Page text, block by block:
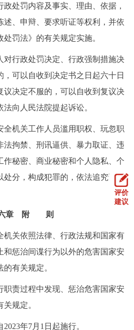
处罚内容及事实、理由、依据，
述、申辩、要求听证等权利，并依
罚法》的有关规定实施。
政处罚决定、行政强制措施决
，可以自收到决定书之日起六十日
议决定不服的，可以自收到复议决
向人民法院提起诉讼。
关工作人员滥用职权、玩忽职
法拘禁、刑讯逼供、暴力取证、违
作秘密、商业秘密和个人隐私、个
处分，构成犯罪的，依法追究刑事
章 附 则
依照法律、行政法规和国家有
和惩治间谍行为以外的危害国家安
有关规定。
责过程中发现、惩治危害国家安
规定。
年7月1日起施行。
评价
建议